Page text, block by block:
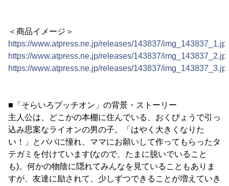
＜商品イメージ＞
https://www.atpress.ne.jp/releases/143837/
https://www.atpress.ne.jp/releases/143837/
https://www.atpress.ne.jp/releases/143837/
■「そらいろプッチオン」の背景・ストーリー
主人公は、どこかの本棚に住んでいる、おくびょうで引っ
込み思案なライオンの男の子。「はやく大きくなりた
い！」とパパに憧れ、ママにお願いして作ってもらったタ
テガミを付けています(なので、たまに脱いでいること
も)。何かの物陰に隠れてみんなを見ていることもありま
すが、友達に励されて、少しずつできることが増えていき